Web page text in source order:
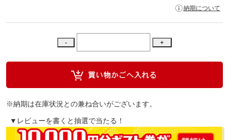
納期について
※納期は在庫状況との兼ね合いがございます。
▼レビューを書くと抽選で当たる！